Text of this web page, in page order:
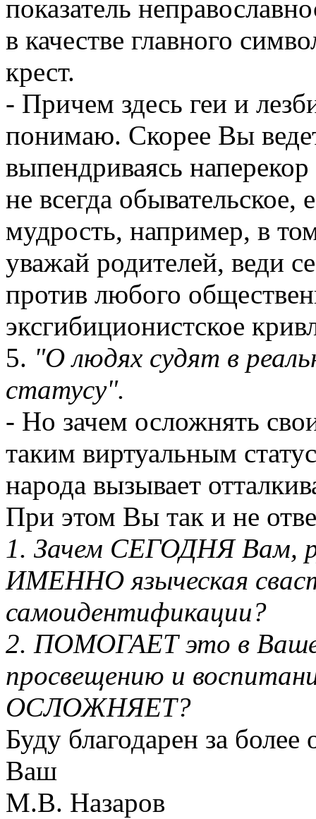
показатель
в качестве главного
крест.
- Причем здесь геи и
понимаю. Скорее Вы
выпендриваясь
не всегда
мудрость, например, в
уважай родителей, веди
против любого
эксгибиционистское
5. "О людях судят в
статусу".
- Но зачем осложнять
таким виртуальным
народа вызывает
При этом Вы так и не
1. Зачем СЕГОДНЯ Вам,
ИМЕННО языческая
самоидентификации?
2. ПОМОГАЕТ это в
просвещению и
ОСЛОЖНЯЕТ?
Буду благодарен за более
Ваш
М.В. Назаров